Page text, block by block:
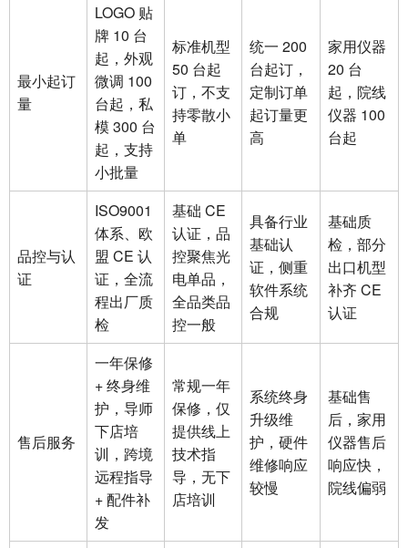
最小起订
量
LOGO 贴
牌 10 台
起，外观
微调 100
台起，私
模 300 台
起，支持
小批量
标准机型
50 台起
订，不支
持零散小
单
统一 200
台起订，
定制订单
起订量更
高
家用仪器
20 台
起，院线
仪器 100
台起
品控与认
证
ISO9001
体系、欧
盟 CE 认
证，全流
程出厂质
检
基础 CE
认证，品
控聚焦光
电单品，
全品类品
控一般
具备行业
基础认
证，侧重
软件系统
合规
基础质
检，部分
出口机型
补齐 CE
认证
售后服务
一年保修
+ 终身维
护，导师
下店培
训，跨境
远程指导
+ 配件补
发
常规一年
保修，仅
提供线上
技术指
导，无下
店培训
系统终身
升级维
护，硬件
维修响应
较慢
基础售
后，家用
仪器售后
响应快，
院线偏弱